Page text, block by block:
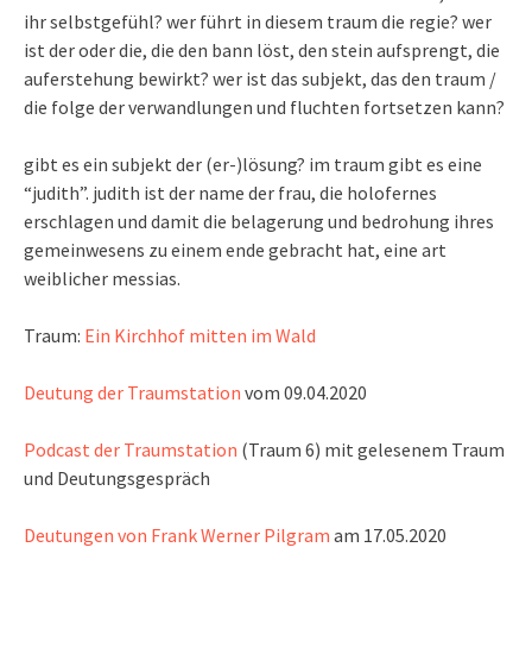
ihr selbstgefühl? wer führt in diesem traum die regie? wer
ist der oder die, die den bann löst, den stein aufsprengt, die
auferstehung bewirkt? wer ist das subjekt, das den traum /
die folge der verwandlungen und fluchten fortsetzen kann?
gibt es ein subjekt der (er-)lösung? im traum gibt es eine
“judith”. judith ist der name der frau, die holofernes
erschlagen und damit die belagerung und bedrohung ihres
gemeinwesens zu einem ende gebracht hat, eine art
weiblicher messias.
Traum: Ein Kirchhof mitten im Wald
Deutung der Traumstation vom 09.04.2020
Podcast der Traumstation (Traum 6) mit gelesenem Traum
und Deutungsgespräch
Deutungen von Frank Werner Pilgram am 17.05.2020